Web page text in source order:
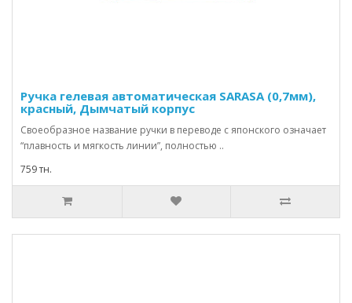
Ручка гелевая автоматическая SARASA (0,7мм),
красный, Дымчатый корпус
Своеобразное название ручки в переводе с японского означает
“плавность и мягкость линии”, полностью ..
759 тн.